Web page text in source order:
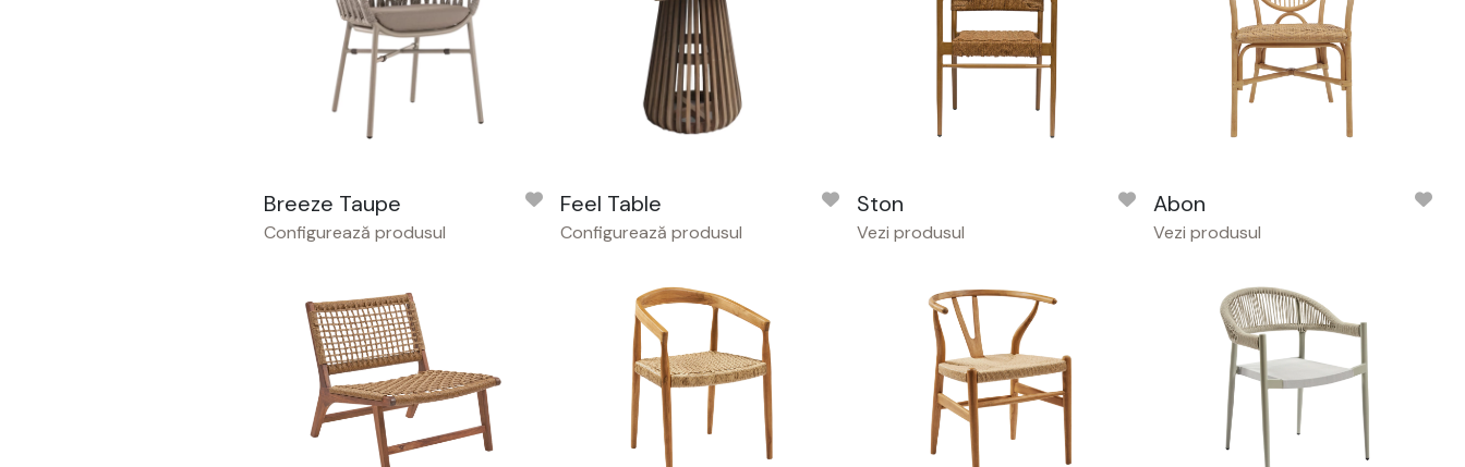
Breeze Taupe
Configurează produsul
Feel Table
Configurează produsul
Ston
Vezi produsul
Abon
Vezi produsul